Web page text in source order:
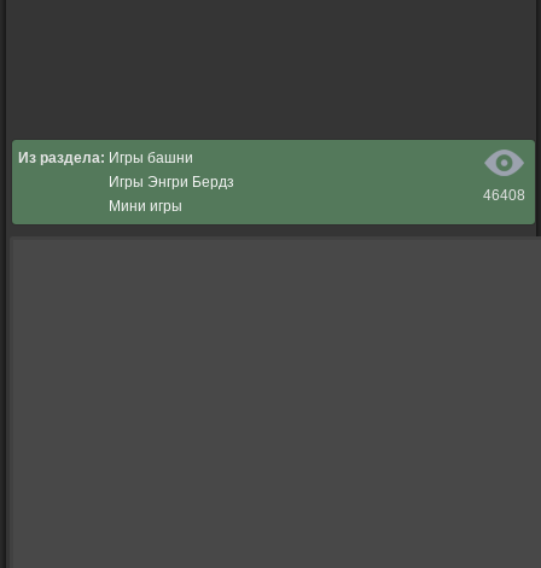
46408
Из раздела: Игры башни
Игры Энгри Бердз
Мини игры